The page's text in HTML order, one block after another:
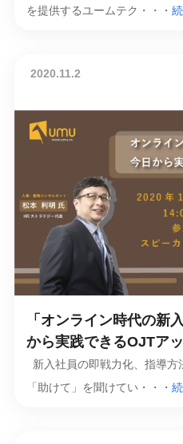
を提供するユームテク・・・
2020.11.2
「オンライン時代の新
から実践できるOJTア
新入社員の即戦力化、指導
「助けて」を聞けてい・・・